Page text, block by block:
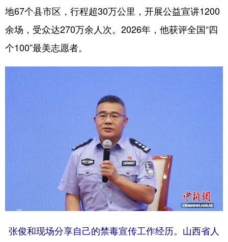
地67个县市区，行程超30万公里，开展公益宣讲1200
余场，受众达270万余人次。2026年，他获评全国“四
个100”最美志愿者。
张俊和现场分享自己的禁毒宣传工作经历。山西省人